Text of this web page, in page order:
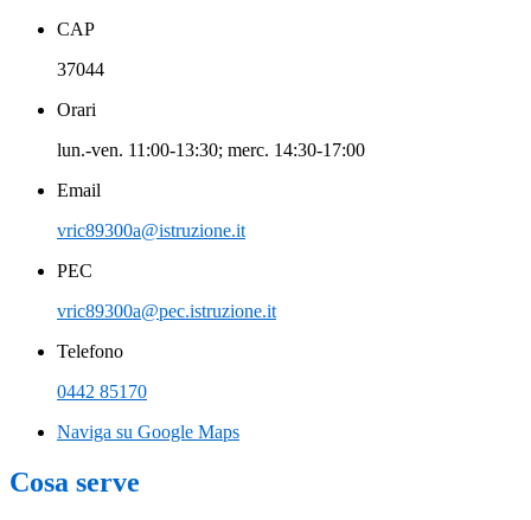
CAP
37044
Orari
lun.-ven. 11:00-13:30; merc. 14:30-17:00
Email
vric89300a@istruzione.it
PEC
vric89300a@pec.istruzione.it
Telefono
0442 85170
Naviga su Google Maps
Cosa serve